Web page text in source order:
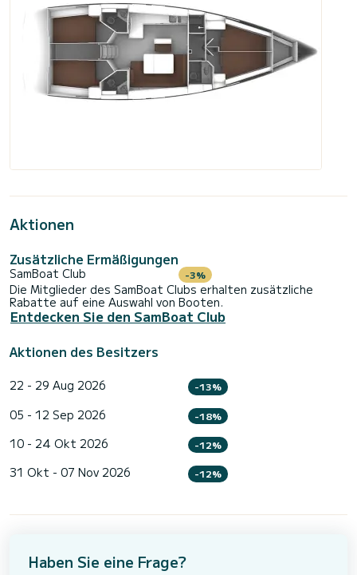
Aktionen
Zusätzliche Ermäßigungen
SamBoat Club -3%
Die Mitglieder des SamBoat Clubs erhalten zusätzliche
Rabatte auf eine Auswahl von Booten.
Entdecken Sie den SamBoat Club
Aktionen des Besitzers
22 - 29 Aug 2026 -13%
05 - 12 Sep 2026 -18%
10 - 24 Okt 2026 -12%
31 Okt - 07 Nov 2026 -12%
Haben Sie eine Frage?